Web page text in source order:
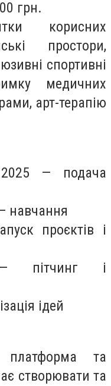
грн.
корисних
простори,
спортивні
медичних
арт-терапію
2025 — подача
навчання
проєктів і
пітчинг і
ідей
та
створювати та